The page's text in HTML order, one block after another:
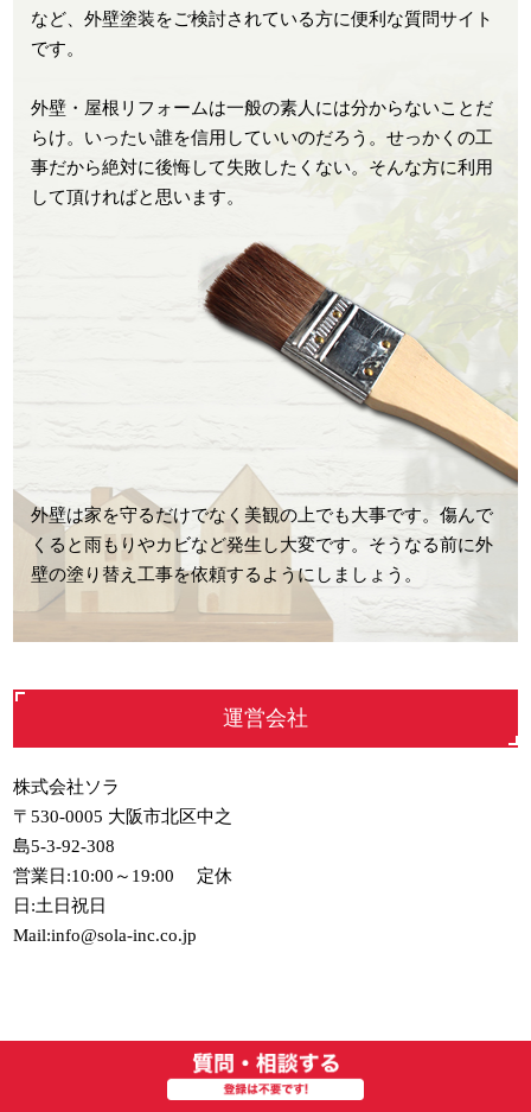
など、外壁塗装をご検討されている方に便利な質問サイト
です。
外壁・屋根リフォームは一般の素人には分からないことだ
らけ。いったい誰を信用していいのだろう。せっかくの工
事だから絶対に後悔して失敗したくない。そんな方に利用
して頂ければと思います。
外壁は家を守るだけでなく美観の上でも大事です。傷んで
くると雨もりやカビなど発生し大変です。そうなる前に外
壁の塗り替え工事を依頼するようにしましょう。
運営会社
株式会社ソラ
〒530-0005 大阪市北区中之
島5-3-92-308
営業日:10:00～19:00 定休
日:土日祝日
Mail:info@sola-inc.co.jp